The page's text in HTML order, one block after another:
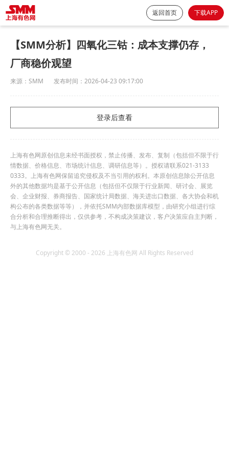
返回首页 下载APP
【SMM分析】四氧化三钴：成本支撑仍存，
厂商稳价观望
来源： SMM 发布时间： 2026-04-23 09:17:00
登录后查看
上海有色网原创信息未经书面授权，禁止传播、发布、复制（包括但不限于行
情数据、价格信息、市场统计信息、调研信息等）。授权请联系021-3133
0333。上海有色网保留追究侵权及不当引用的权利。本原创信息除公开信息
外的其他数据均是基于公开信息（包括但不仅限于行业新闻、研讨会、展览
会、企业财报、券商报告、国家统计局数据、海关进出口数据、各大协会和机
构公布的各类数据等等），并依托SMM内部数据库模型，由研究小组进行综
合分析和合理推断得出，仅供参考，不构成决策建议，客户决策应自主判断，
与上海有色网无关。
Copyright © 2000 - 2026 上海有色网 All Rights Reserved